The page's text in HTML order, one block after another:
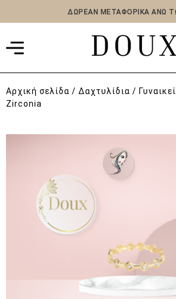
ΔΩΡΕΑΝ ΜΕΤΑΦΟΡΙΚΑ ΑΝΩ
Αρχική σελίδα / Δαχτυλίδια /
Zirconia